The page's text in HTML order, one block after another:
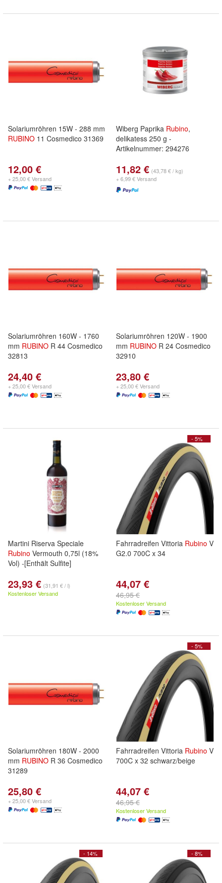
Solariumröhren 15W - 288 mm
RUBINO 11 Cosmedico 31369
12,00 €
+ 25,00 € Versand
Wiberg Paprika Rubino,
delikatess 250 g -
Artikelnummer: 294276
11,82 € (43,78 € / kg)
+ 6,99 € Versand
Solariumröhren 160W - 1760
mm RUBINO R 44 Cosmedico
32813
24,40 €
+ 25,00 € Versand
Solariumröhren 120W - 1900
mm RUBINO R 24 Cosmedico
32910
23,80 €
+ 25,00 € Versand
Martini Riserva Speciale
Rubino Vermouth 0,75l (18%
Vol) -[Enthält Sulfite]
23,93 € (31,91 € / l)
Kostenloser Versand
- 5%
Fahrradreifen Vittoria Rubino V
G2.0 700C x 34
44,07 €
46,95 €
Kostenloser Versand
Solariumröhren 180W - 2000
mm RUBINO R 36 Cosmedico
31289
25,80 €
+ 25,00 € Versand
- 5%
Fahrradreifen Vittoria Rubino V
700C x 32 schwarz/beige
44,07 €
46,95 €
Kostenloser Versand
- 14% - 8%